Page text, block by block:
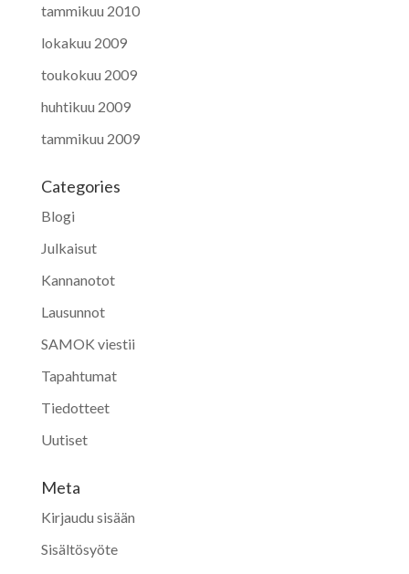
tammikuu 2010
lokakuu 2009
toukokuu 2009
huhtikuu 2009
tammikuu 2009
Categories
Blogi
Julkaisut
Kannanotot
Lausunnot
SAMOK viestii
Tapahtumat
Tiedotteet
Uutiset
Meta
Kirjaudu sisään
Sisältösyöte